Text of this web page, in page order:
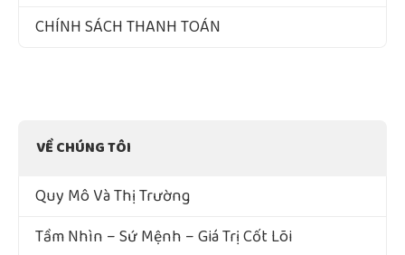
CHÍNH SÁCH THANH TOÁN
VỀ CHÚNG TÔI
Quy Mô Và Thị Trường
Tầm Nhìn – Sứ Mệnh – Giá Trị Cốt Lõi